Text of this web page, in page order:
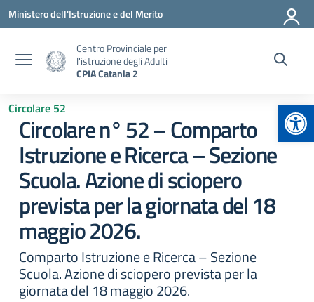
Vai ai contenuti
Vai al menu di navigazione
Vai al footer
Ministero dell'Istruzione e del Merito
Centro Provinciale per
l'istruzione degli Adulti
CPIA Catania 2
Circolare 52
Circolare n° 52 – Comparto
Istruzione e Ricerca – Sezione
Scuola. Azione di sciopero
prevista per la giornata del 18
maggio 2026.
Comparto Istruzione e Ricerca – Sezione
Scuola. Azione di sciopero prevista per la
giornata del 18 maggio 2026.